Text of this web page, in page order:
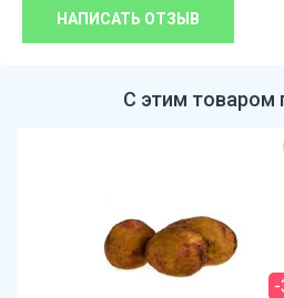
НАПИСАТЬ ОТЗЫВ
С этим товаром
-